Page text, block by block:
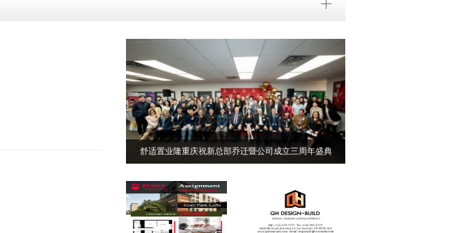
舒适置业隆重庆祝新总部乔迁暨公司成立三周年盛典